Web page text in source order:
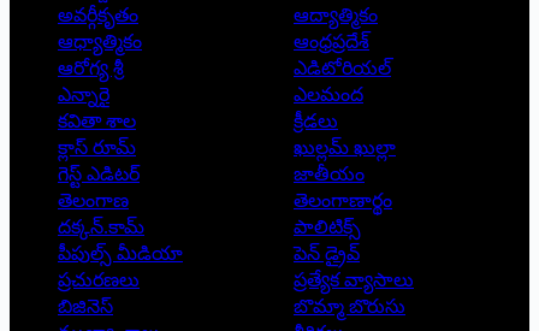
అవర్గీకృతం
ఆద్యాత్మికం
ఆధ్యాత్మికం
ఆంధ్రప్రదేశ్
ఆరోగ్య శ్రీ
ఎడిటోరియల్
ఎన్నారై
ఎలమంద
కవితా శాల
క్రీడలు
క్లాస్ రూమ్
ఖుల్లమ్ ఖుల్లా
గెస్ట్ ఎడిటర్
జాతీయం
తెలంగాణ
తెలంగాణార్థం
దక్కన్.కామ్
పాలిటిక్స్
పీపుల్స్ ‌మీడియా
పెన్ డ్రైవ్
ప్రచురణలు
ప్రత్యేక వ్యాసాలు
బిజినెస్
బొమ్మా బొరుసు